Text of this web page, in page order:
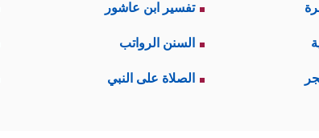
تفسير ابن عاشور
السنن الرواتب
الصلاة على النبي